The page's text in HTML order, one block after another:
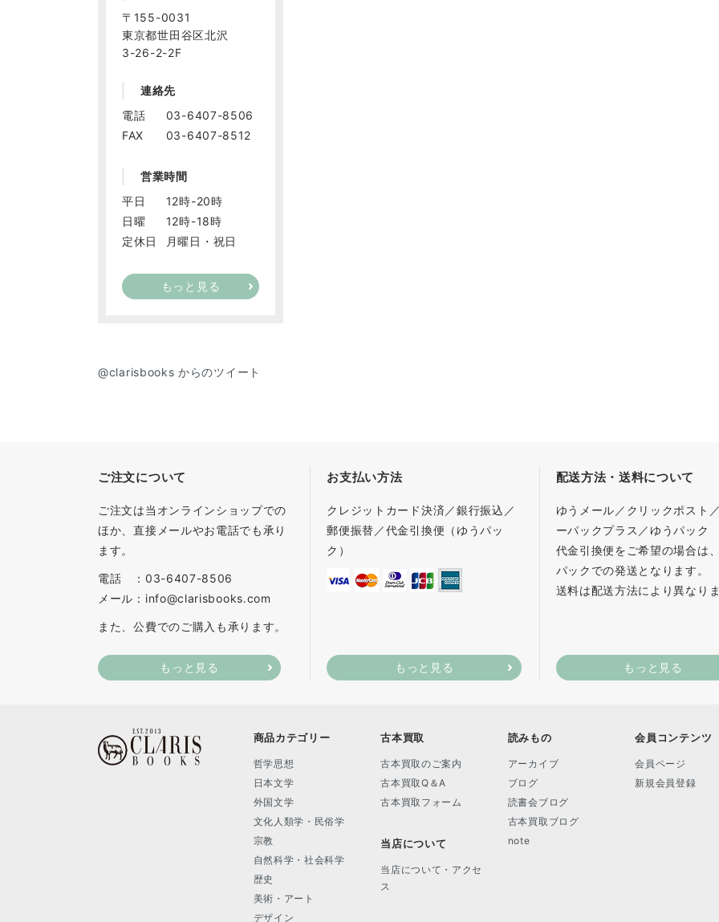
〒155-0031
東京都世田谷区北沢
3-26-2-2F
連絡先
電話
03-6407-8506
FAX
03-6407-8512
営業時間
平日
12時-20時
日曜
12時-18時
定休日
月曜日・祝日
もっと見る
@clarisbooks からのツイート
ご注文について
ご注文は当オンラインショップでの
ほか、直接メールやお電話でも承り
ます。
電話 ：03-6407-8506
メール：info@clarisbooks.com
また、公費でのご購入も承ります。
もっと見る
お支払い方法
クレジットカード決済／銀行振込／
郵便振替／代金引換便（ゆうパッ
ク）
もっと見る
配送方法・送料について
ゆうメール／クリックポスト
ーパックプラス／ゆうパック
代金引換便をご希望の場合は
パックでの発送となります。
送料は配送方法により異なりま
もっと見る
商品カテゴリー
哲学思想
日本文学
外国文学
文化人類学・民俗学
宗教
自然科学・社会科学
歴史
美術・アート
デザイン
古本買取
古本買取のご案内
古本買取Q＆A
古本買取フォーム
当店について
当店について・アクセ
ス
読みもの
アーカイブ
ブログ
読書会ブログ
古本買取ブログ
note
会員コンテンツ
会員ページ
新規会員登録